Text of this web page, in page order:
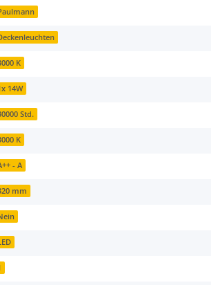
K
14W
Std.
K
- A
mm